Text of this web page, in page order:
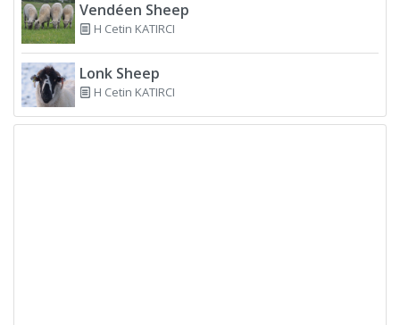
Vendéen Sheep
H Cetin KATIRCI
Lonk Sheep
H Cetin KATIRCI